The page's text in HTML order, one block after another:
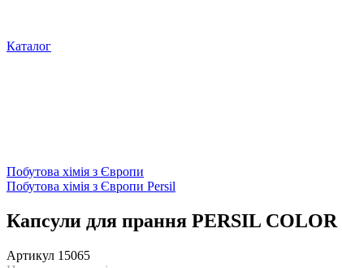
Каталог
Побутова хімія з Європи
Побутова хімія з Європи Persil
Капсули для прання PERSIL COLOR
Артикул 15065